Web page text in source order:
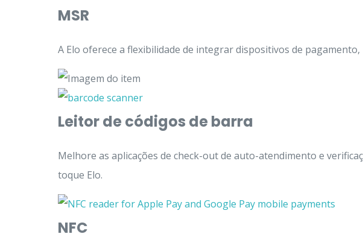
MSR
A Elo oferece a flexibilidade de integrar dispositivos de
Leitor de códigos de barra
Melhore as aplicações de check-out de auto-atendimento e
toque Elo.
NFC